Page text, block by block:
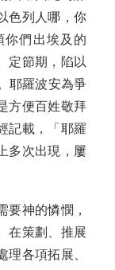
色列人哪，你
你們出埃及的
定節期，陷以
耶羅波安為爭
方便百姓敬拜
記載，「耶羅
多次出現，屢
要神的憐憫，
在策劃、推展
各項拓展、